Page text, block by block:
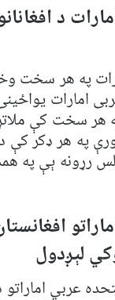
د
په هر سخت
امارات
هر سخت کې
په هر ډکر
رړونه ېې په
لېږدول
عربي اماراتو